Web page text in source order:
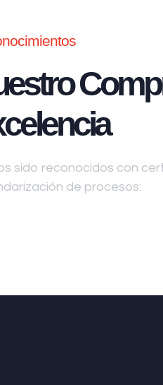
sido reconocidos con
de procesos: